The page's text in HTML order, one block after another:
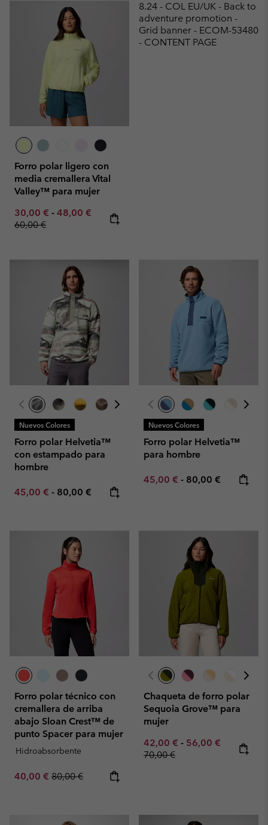
Forro polar ligero con
media cremallera Vital
Valley™ para mujer
Minimum sale price:
30,00 € - Maximum sale price:
48,00 € Regular price:
60,00 €
8.24 - COL EU/UK - Back to
adventure promotion -
Grid banner - ECOM-53480
- CONTENT PAGE
Nuevos Colores
Forro polar Helvetia™
con estampado para
hombre
Minimum sale price:
45,00 € - Maximum price:
80,00 €
Nuevos Colores
Forro polar Helvetia™
para hombre
Minimum sale price:
45,00 € - Maximum price:
80,00 €
Forro polar técnico con
cremallera de arriba
abajo Sloan Crest™ de
punto Spacer para mujer
Hidroabsorbente
Sale price:
40,00 € Regular price:
80,00 €
Chaqueta de forro polar
Sequoia Grove™ para
mujer
Minimum sale price:
42,00 € - Maximum sale
56,00 € Regular
70,00 €